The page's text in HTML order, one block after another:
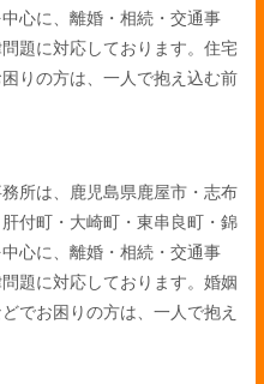
心に、離婚・相続・交通事
題に対応しております。住宅
りの方は、一人で抱え込む前
所は、鹿児島県鹿屋市・志布
付町・大崎町・東串良町・錦
心に、離婚・相続・交通事
題に対応しております。婚姻
でお困りの方は、一人で抱え